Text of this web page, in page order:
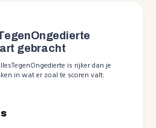
gebracht
is rijker dan je
in wat er zoal te scoren valt: